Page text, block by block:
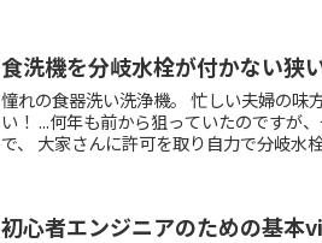
食洗機を分岐水栓が付かない狭
憧れの食器洗い洗浄機。 忙しい夫婦の味
い！ ...何年も前から狙っていたのですが
で、 大家さんに許可を取り自力で分岐水
初心者エンジニアのための基本